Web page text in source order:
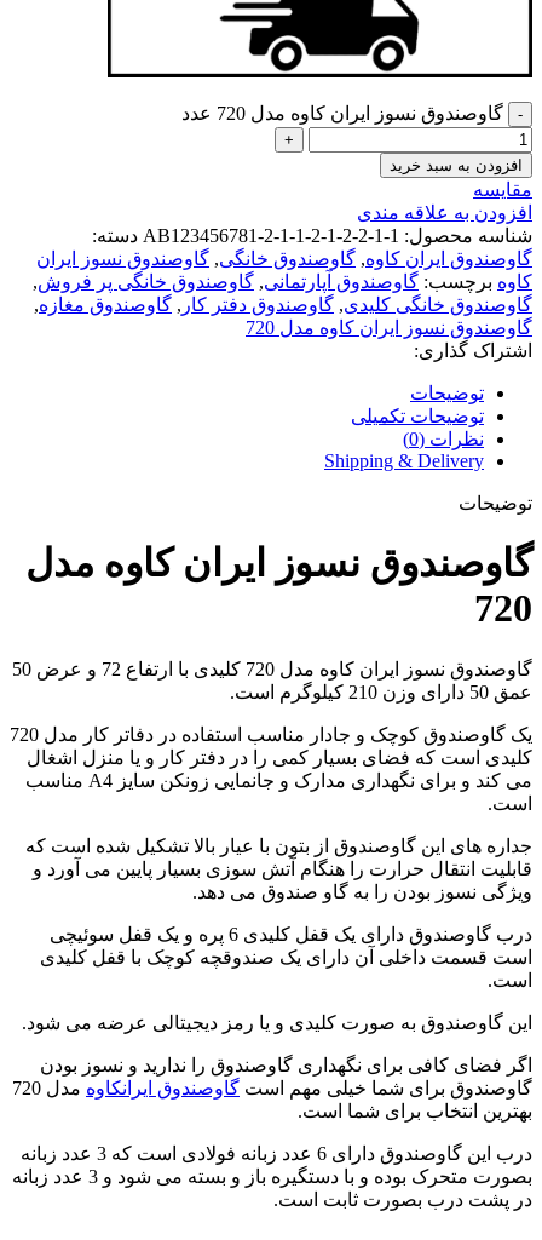
گاوصندوق نسوز ایران کاوه مدل 720 عدد
افزودن به سبد خرید
مقايسه
افزودن به علاقه مندی
شناسه محصول: AB123456781-2-1-1-2-1-2-2-1-1 دسته:
گاوصندوق ایران کاوه, گاوصندوق خانگی, گاوصندوق نسوز ایران
کاوه برچسب: گاوصندوق آپارتمانی, گاوصندوق خانگی پر فروش,
گاوصندوق خانگی کلیدی, گاوصندوق دفتر کار , گاوصندوق مغازه,
گاوصندوق نسوز ایران کاوه مدل 720
اشتراک گذاری:
توضیحات
توضیحات تکمیلی
نظرات (0)
Shipping & Delivery
توضیحات
گاوصندوق نسوز ایران کاوه مدل
720
گاوصندوق نسوز ایران کاوه مدل 720 کلیدی با ارتفاع 72 و عرض 50
عمق 50 دارای وزن 210 کیلوگرم است.
یک گاوصندوق کوچک و جادار مناسب استفاده در دفاتر کار مدل 720
کلیدی است که فضای بسیار کمی را در دفتر کار و یا منزل اشغال
می کند و برای نگهداری مدارک و جانمایی زونکن سایز A4 مناسب
است.
جداره های این گاوصندوق از بتون با عیار بالا تشکیل شده است که
قابلیت انتقال حرارت را هنگام آتش سوزی بسیار پایین می آورد و
ویژگی نسوز بودن را به گاو صندوق می دهد.
درب گاوصندوق دارای یک قفل کلیدی 6 پره و یک قفل سوئیچی
است قسمت داخلی آن دارای یک صندوقچه کوچک با قفل کلیدی
است.
این گاوصندوق به صورت کلیدی و یا رمز دیجیتالی عرضه می شود.
اگر فضای کافی برای نگهداری گاوصندوق را ندارید و نسوز بودن
گاوصندوق برای شما خیلی مهم است گاوصندوق ایرانکاوه
مدل 720
بهترین انتخاب برای شما است.
درب این گاوصندوق دارای 6 عدد زبانه فولادی است که 3 عدد زبانه
بصورت متحرک بوده و با دستگیره باز و بسته می شود و 3 عدد زبانه
در پشت درب بصورت ثابت است.